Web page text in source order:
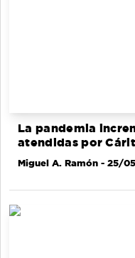
La pandemia
atendidas por
Miguel A. Ramón - 25/